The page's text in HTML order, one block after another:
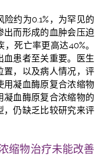
约为0.1%，为罕见的
出而形成的血肿会压迫
死亡率更高达40%。
血患者至关重要。医生
置，以及病人情况，评
用凝血酶原复合浓缩物
凝血酶原复合浓缩物的
，仍缺乏比较研究来评
缩物治疗未能改善